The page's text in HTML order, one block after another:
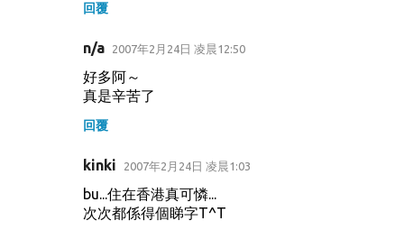
回覆
n/a 2007年2月24日 凌晨12:50
好多阿～
真是辛苦了
回覆
kinki 2007年2月24日 凌晨1:03
bu...住在香港真可憐...
次次都係得個睇字T^T